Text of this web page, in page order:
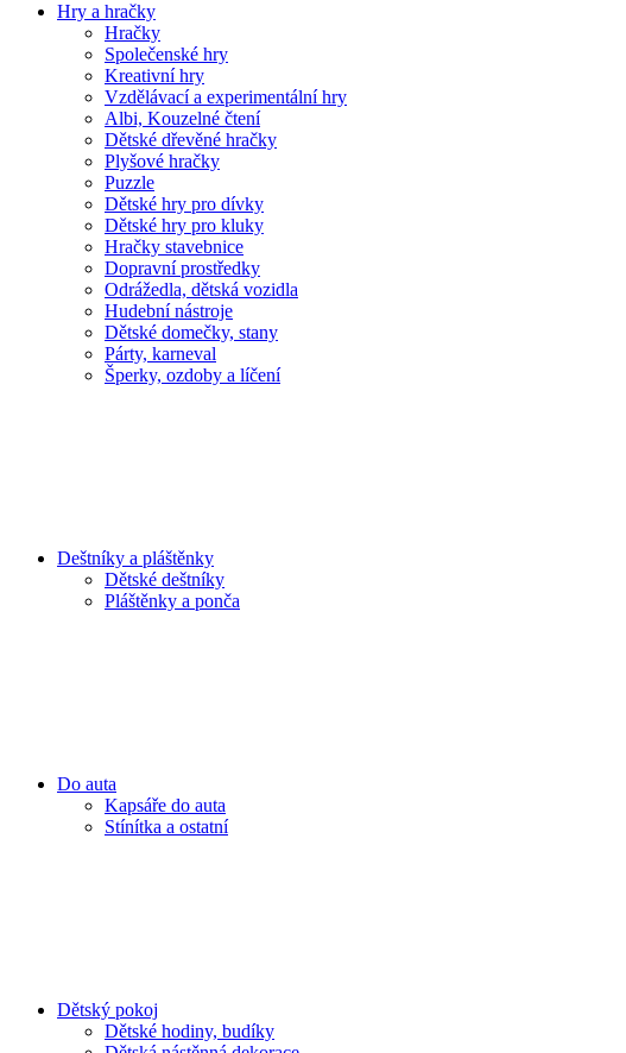
Hry a hračky
Hračky
Společenské hry
Kreativní hry
Vzdělávací a experimentální hry
Albi, Kouzelné čtení
Dětské dřevěné hračky
Plyšové hračky
Puzzle
Dětské hry pro dívky
Dětské hry pro kluky
Hračky stavebnice
Dopravní prostředky
Odrážedla, dětská vozidla
Hudební nástroje
Dětské domečky, stany
Párty, karneval
Šperky, ozdoby a líčení
Deštníky a pláštěnky
Dětské deštníky
Pláštěnky a ponča
Do auta
Kapsáře do auta
Stínítka a ostatní
Dětský pokoj
Dětské hodiny, budíky